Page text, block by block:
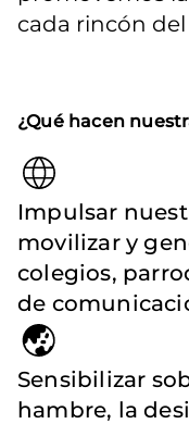
cada rincón del
¿Qué hacen
Impulsar
movilizar y
colegios,
de
Sensibilizar
hambre, la